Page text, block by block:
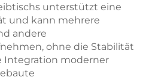
unterstützt eine
und kann mehrere
andere
ohne die Stabilität
Integration moderner